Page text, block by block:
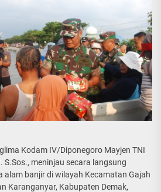
Kodam IV/Diponegoro Mayjen TNI
S.Sos., meninjau secara langsung
alam banjir di wilayah Kecamatan Gajah
Karanganyar, Kabupaten Demak,